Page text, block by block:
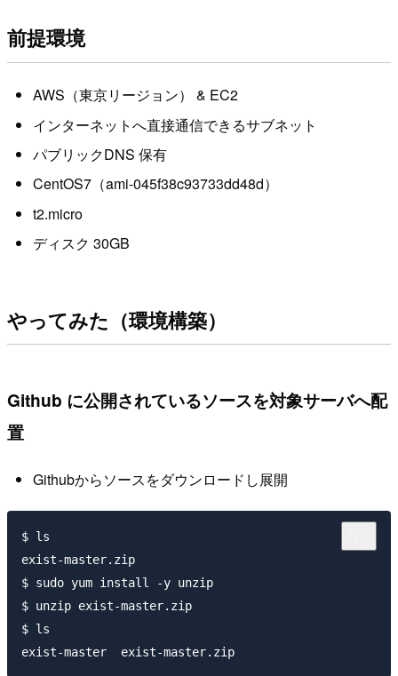
前提環境
AWS（東京リージョン） & EC2
インターネットへ直接通信できるサブネット
パブリックDNS 保有
CentOS7（ami-045f38c93733dd48d）
t2.micro
ディスク 30GB
やってみた（環境構築）
Github に公開されているソースを対象サーバへ配
置
Githubからソースをダウンロードし展開
$ ls
exist-master.zip
$ sudo yum install -y unzip
$ unzip exist-master.zip
$ ls